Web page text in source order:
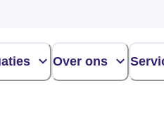
Over ons